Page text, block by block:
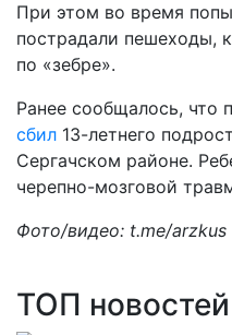
При этом во время
пострадали пешеходы,
по «зебре».
Ранее сообщалось, что
сбил 13-летнего
Сергачском районе.
черепно-мозговой
Фото/видео: t.me/arzkus
ТОП новостей